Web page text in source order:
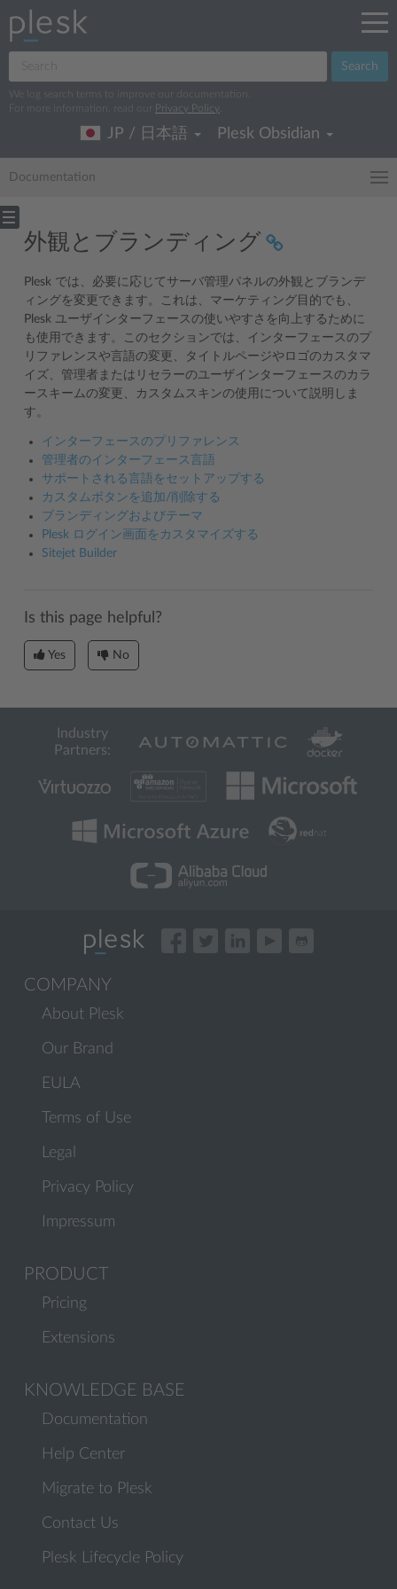
Search
We log search terms to improve our documentation.
For more information, read our
Privacy Policy
JP / 日本語 Plesk Obsidian
Documentation
外観とブランディング
Plesk では、必要に応じてサーバ管理パネルの外観とブランデ
ィングを変更できます。これは、マーケティング目的でも、
Plesk ユーザインターフェースの使いやすさを向上するために
も使用できます。このセクションでは、インターフェースのプ
リファレンスや言語の変更、タイトルページやロゴのカスタマ
イズ、管理者またはリセラーのユーザインターフェースのカラ
ースキームの変更、カスタムスキンの使用について説明しま
す。
インターフェースのプリファレンス
管理者のインターフェース言語
サポートされる言語をセットアップする
カスタムボタンを追加/削除する
ブランディングおよびテーマ
Plesk ログイン画面をカスタマイズする
Sitejet Builder
Is this page helpful?
Yes No
Industry
Partners:
COMPANY
About Plesk
Our Brand
EULA
Terms of Use
Legal
Privacy Policy
Impressum
PRODUCT
Pricing
Extensions
KNOWLEDGE BASE
Documentation
Help Center
Migrate to Plesk
Contact Us
Plesk Lifecycle Policy